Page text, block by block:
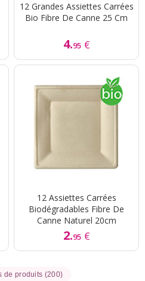
12 Grandes Assiettes Carrées
Bio Fibre De Canne 25 Cm
4.95 €
12 Assiettes Carrées
Biodégradables Fibre De
Canne Naturel 20cm
2.95 €
de produits (200)